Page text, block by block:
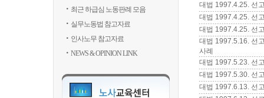
최근 하급심 노동판례 모음
실무노동법 참고자료
인사노무 참고자료
NEWS & OPINION LINK
대법 1997.4.25. 선
대법 1997.4.25. 선
대법 1997.4.25. 선
대법 1997.5.16. 선
사례
대법 1997.5.23. 선
대법 1997.5.30. 선
대법 1997.6.13. 선